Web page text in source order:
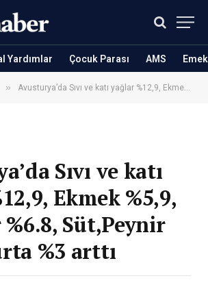
Yardımlar Çocuk Parası AMS
» Avusturya’da Sıvı ve katı yağlar %12,9, Ekmek %5,9, Sebzeler %6.8, Süt,Peynir ve Yumurta %3 arttı
Sıvı ve katı
Ekmek %5,9,
%6.8, Süt,Peynir
%3 arttı